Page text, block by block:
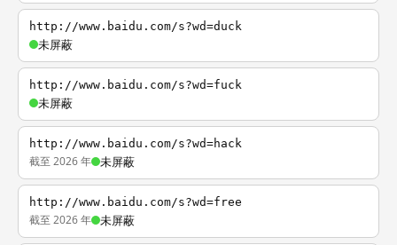
http://www.baidu.com/s?wd=duck
未屏蔽
http://www.baidu.com/s?wd=fuck
未屏蔽
http://www.baidu.com/s?wd=hack
截至 2026 年 未屏蔽
http://www.baidu.com/s?wd=free
截至 2026 年 未屏蔽